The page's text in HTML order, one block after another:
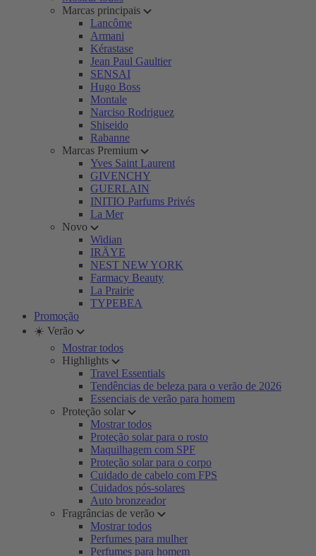
Marcas principais
Lancôme
Armani
Kérastase
Jean Paul Gaultier
SENSAI
Hugo Boss
Montale
Narciso Rodriguez
Shiseido
Rabanne
Marcas Premium
Yves Saint Laurent
GIVENCHY
GUERLAIN
INITIO Parfums Privés
La Mer
Novo
Widian
IRÄYE
NEST NEW YORK
Farmacy Beauty
La Prairie
TYPEBEA
Promoção
☀️ Verão
Mostrar todos
Highlights
Travel Essentials
Tendências de beleza para o verão de 2026
Essenciais de verão para homem
Proteção solar
Mostrar todos
Proteção solar para o rosto
Maquilhagem com SPF
Proteção solar para o corpo
Cuidado de cabelo com FPS
Cuidados pós-solares
Auto bronzeador
Fragrâncias de verão
Mostrar todos
Perfumes para mulher
Perfumes para homem